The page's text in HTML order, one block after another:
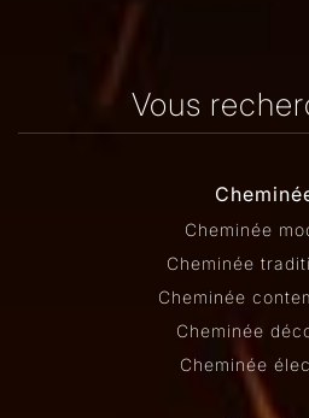
Vous
Cheminée
Cheminée
Cheminée
Cheminée
Cheminée